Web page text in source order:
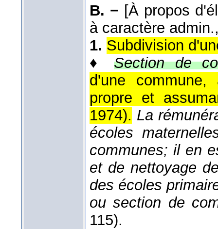
B. − [À propos
à caractère
1. Subdivision
♦ Section de
d'une commune,
propre et
1974). La
écoles
communes; il en
et de nettoyage
des écoles
ou section de
115).